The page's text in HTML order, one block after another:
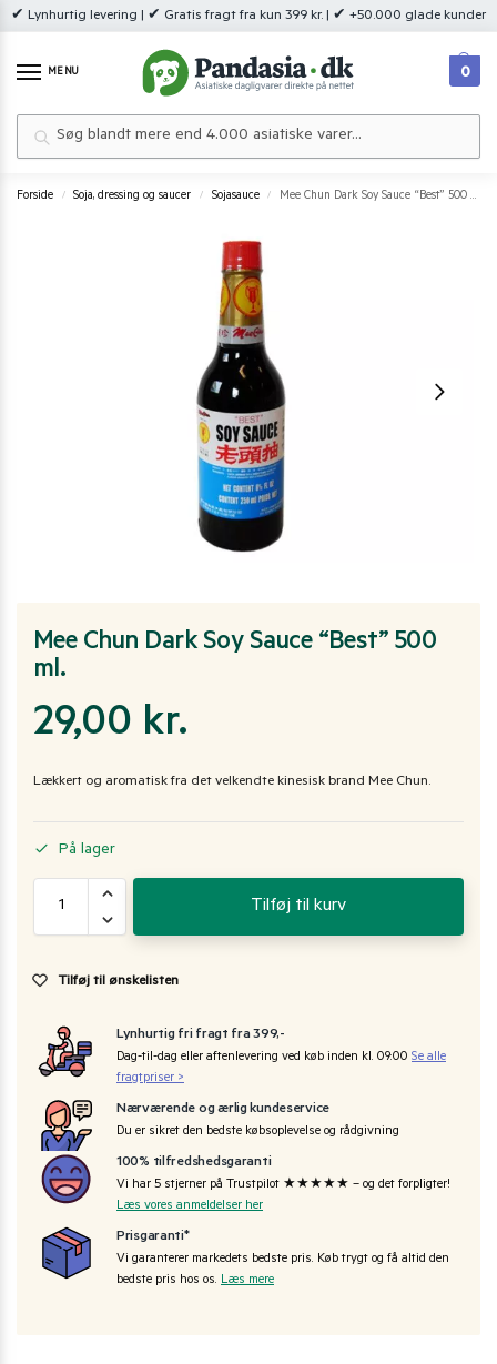
✔ Lynhurtig levering | ✔ Gratis fragt fra kun 399 kr. | ✔ +50.000 glade kunder
MENU 0
Forside / Soja, dressing og saucer / Sojasauce / Mee Chun Dark Soy Sauce “Best” 500 ml.
Mee Chun Dark Soy Sauce “Best” 500
ml.
29,00 kr.
Lækkert og aromatisk fra det velkendte kinesisk brand Mee Chun.
På lager
Tilføj til kurv
Tilføj til ønskelisten
Lynhurtig fri fragt fra 399,-
Dag-til-dag eller aftenlevering ved køb inden kl. 09:00 Se alle
fragtpriser >
Nærværende og ærlig kundeservice
Du er sikret den bedste købsoplevelse og rådgivning
100% tilfredshedsgaranti
Vi har 5 stjerner på Trustpilot ★★★★★ – og det forpligter!
Læs vores anmeldelser her
Prisgaranti*
Vi garanterer markedets bedste pris. Køb trygt og få altid den
bedste pris hos os. Læs mere